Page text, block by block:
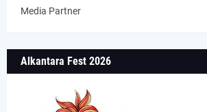
Media Partner
Alkantara Fest 2026